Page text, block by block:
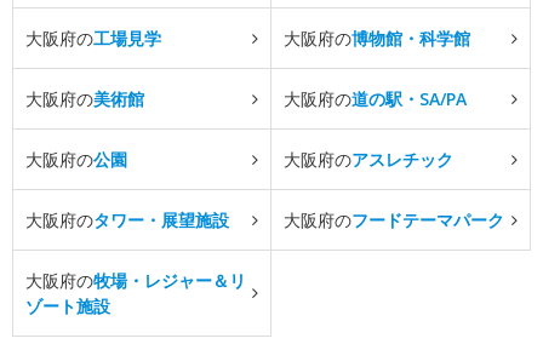
大阪府の工場見学 大阪府の博物館・科学館
大阪府の美術館 大阪府の道の駅・SA/PA
大阪府の公園 大阪府のアスレチック
大阪府のタワー・展望施設 大阪府のフードテーマパーク
大阪府の牧場・レジャー＆リ
ゾート施設